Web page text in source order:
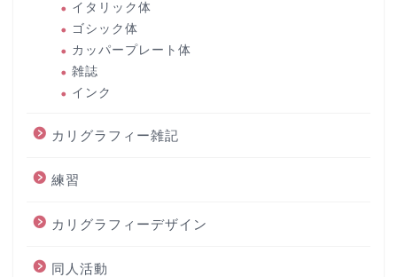
イタリック体
ゴシック体
カッパープレート体
雑誌
インク
カリグラフィー雑記
練習
カリグラフィーデザイン
同人活動